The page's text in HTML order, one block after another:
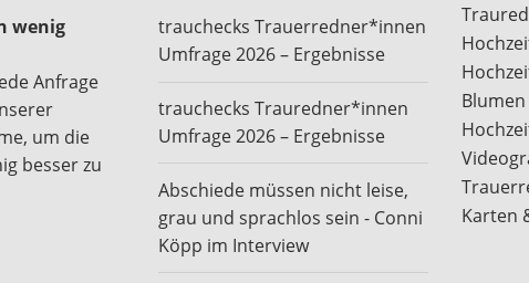
wenig
Anfrage
um die
besser zu
trauchecks Trauerredner*innen
Umfrage 2026 – Ergebnisse
trauchecks Trauredner*innen
Umfrage 2026 – Ergebnisse
Abschiede müssen nicht leise,
grau und sprachlos sein - Conni
Köpp im Interview
Karten